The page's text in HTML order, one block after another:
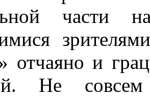
части
и
Не совсем